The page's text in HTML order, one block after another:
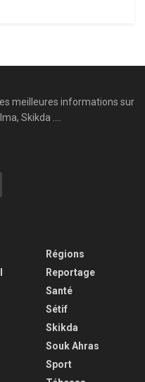
meilleures informations sur
Skikda ....
Régions
Reportage
Santé
Sétif
Skikda
Souk Ahras
Sport